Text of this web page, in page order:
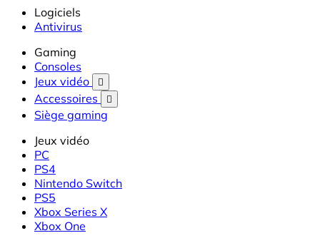
Logiciels
Antivirus
Gaming
Consoles
Jeux vidéo

Accessoires 
Siège gaming
Jeux vidéo
PC
PS4
Nintendo Switch
PS5
Xbox Series X
Xbox One